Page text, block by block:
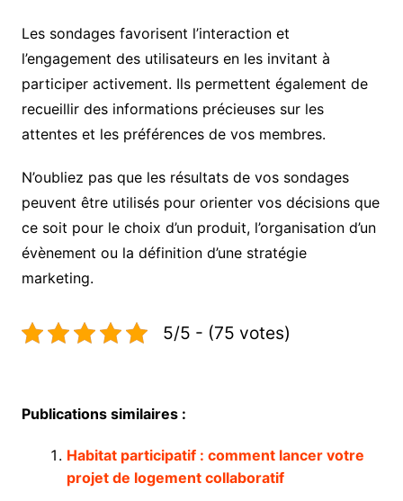
Les sondages favorisent l’interaction et
l’engagement des utilisateurs en les invitant à
participer activement. Ils permettent également de
recueillir des informations précieuses sur les
attentes et les préférences de vos membres.
N’oubliez pas que les résultats de vos sondages
peuvent être utilisés pour orienter vos décisions que
ce soit pour le choix d’un produit, l’organisation d’un
évènement ou la définition d’une stratégie
marketing.
5/5 - (75 votes)
Publications similaires :
Habitat participatif : comment lancer votre
projet de logement collaboratif